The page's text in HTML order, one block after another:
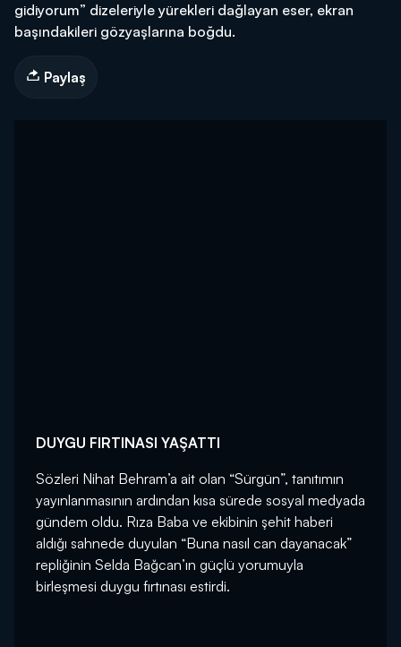
gidiyorum” dizeleriyle yürekleri dağlayan eser, ekran
başındakileri gözyaşlarına boğdu.
Paylaş
DUYGU FIRTINASI YAŞATTI
Sözleri Nihat Behram’a ait olan “Sürgün”, tanıtımın
yayınlanmasının ardından kısa sürede sosyal medyada
gündem oldu. Rıza Baba ve ekibinin şehit haberi
aldığı sahnede duyulan “Buna nasıl can dayanacak”
repliğinin Selda Bağcan’ın güçlü yorumuyla
birleşmesi duygu fırtınası estirdi.